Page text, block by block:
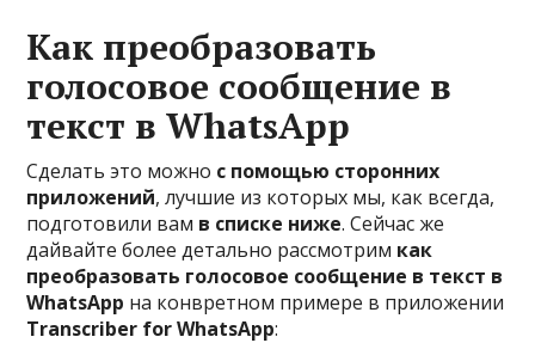
Как преобразовать
голосовое сообщение в
текст в WhatsApp
Сделать это можно с помощью сторонних
приложений, лучшие из которых мы, как всегда,
подготовили вам в списке ниже. Сейчас же
дайвайте более детально рассмотрим как
преобразовать голосовое сообщение в текст в
WhatsApp на конвретном примере в приложении
Transcriber for WhatsApp: